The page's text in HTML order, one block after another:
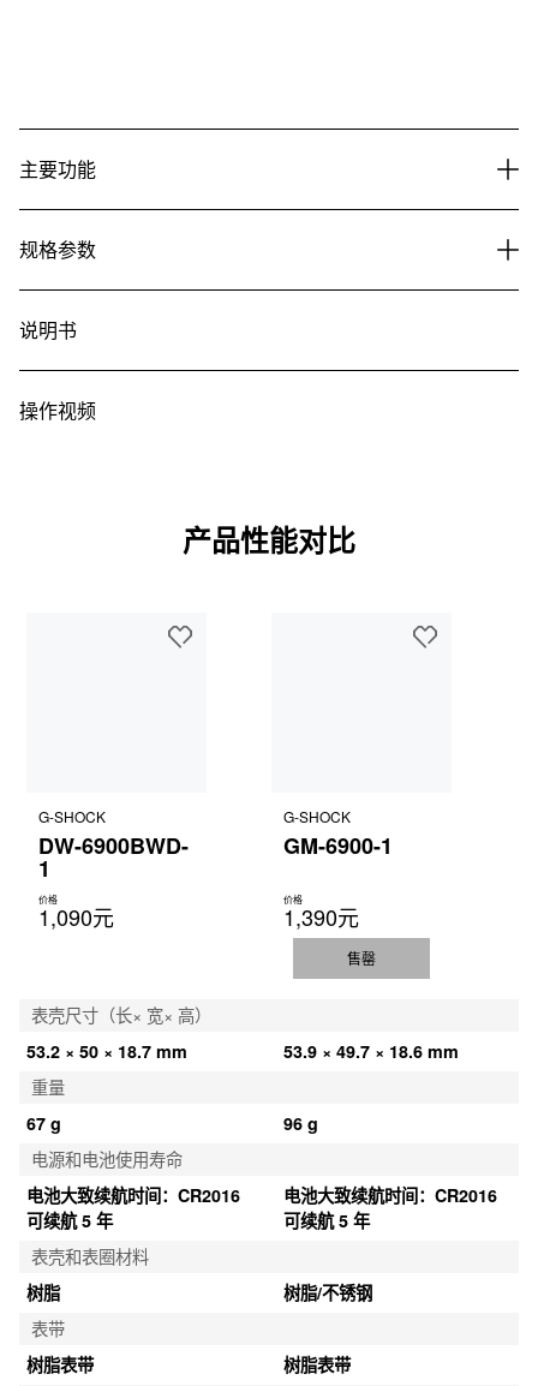
主要功能
规格参数
说明书
操作视频
产品性能对比
G-SHOCK
DW-6900BWD-
1
价格
1,090元
G-SHOCK
GM-6900-1
价格
1,390元
售罄
表壳尺寸（长× 宽× 高）
53.2 × 50 × 18.7 mm
53.9 × 49.7 × 18.6 mm
重量
67 g
96 g
电源和电池使用寿命
电池大致续航时间：CR2016
可续航 5 年
电池大致续航时间：CR2016
可续航 5 年
表壳和表圈材料
树脂
树脂/不锈钢
表带
树脂表带
树脂表带